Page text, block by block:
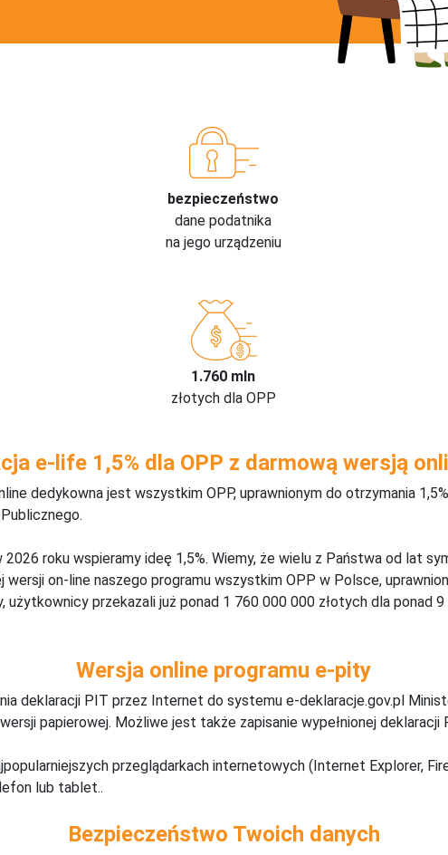
bezpieczeństwo
dane podatnika
na jego urządzeniu
1.760 mln
złotych dla OPP
e-life 1,5% dla OPP z darmową wersją
dedykowna jest wszystkim OPP, uprawnionym do otrzymania
roku wspieramy ideę 1,5%. Wiemy, że wielu z Państwa od lat
on-line naszego programu wszystkim OPP w Polsce,
użytkownicy przekazali już ponad 1 760 000 000 złotych dla ponad 9
Wersja online programu e-pity
deklaracji PIT przez Internet do systemu e-deklaracje.gov.pl
papierowej. Możliwe jest także zapisanie wypełnionej deklaracji
przeglądarkach internetowych (Internet Explorer,
lub tablet..
Bezpieczeństwo Twoich danych